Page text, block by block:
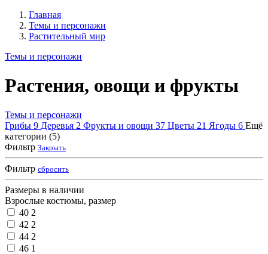
Главная
Темы и персонажи
Растительный мир
Темы и персонажи
Растения, овощи и фрукты
Темы и персонажи
Грибы 9 Деревья 2 Фрукты и овощи 37 Цветы 21 Ягоды 6 Ещё
категории (5)
Фильтр Закрыть
Фильтр сбросить
Размеры в наличии
Взрослые костюмы, размер
40 2
42 2
44 2
46 1